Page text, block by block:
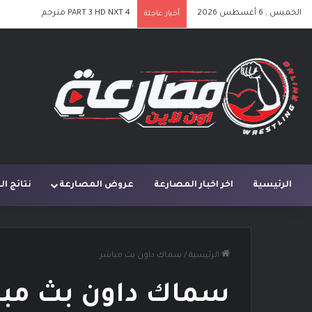
الخميس , 6 أغسطس 2026 أخبار عاجلة PART 3 HD NXT 4 مترجم
الرئيسية اخر اخبار المصارعة عروض المصارعة نتائج
الرئيسية / سماك داون بث مباشر
سماك داون بث